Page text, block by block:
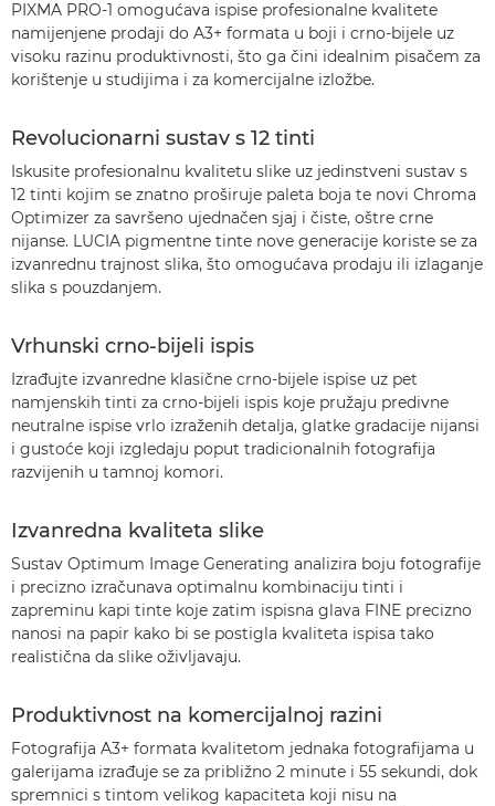
PIXMA PRO-1 omogućava ispise profesionalne kvalitete
namijenjene prodaji do A3+ formata u boji i crno-bijele uz
visoku razinu produktivnosti, što ga čini idealnim pisačem za
korištenje u studijima i za komercijalne izložbe.
Revolucionarni sustav s 12 tinti
Iskusite profesionalnu kvalitetu slike uz jedinstveni sustav s
12 tinti kojim se znatno proširuje paleta boja te novi Chroma
Optimizer za savršeno ujednačen sjaj i čiste, oštre crne
nijanse. LUCIA pigmentne tinte nove generacije koriste se za
izvanrednu trajnost slika, što omogućava prodaju ili izlaganje
slika s pouzdanjem.
Vrhunski crno-bijeli ispis
Izrađujte izvanredne klasične crno-bijele ispise uz pet
namjenskih tinti za crno-bijeli ispis koje pružaju predivne
neutralne ispise vrlo izraženih detalja, glatke gradacije nijansi
i gustoće koji izgledaju poput tradicionalnih fotografija
razvijenih u tamnoj komori.
Izvanredna kvaliteta slike
Sustav Optimum Image Generating analizira boju fotografije
i precizno izračunava optimalnu kombinaciju tinti i
zapreminu kapi tinte koje zatim ispisna glava FINE precizno
nanosi na papir kako bi se postigla kvaliteta ispisa tako
realistična da slike oživljavaju.
Produktivnost na komercijalnoj razini
Fotografija A3+ formata kvalitetom jednaka fotografijama u
galerijama izrađuje se za približno 2 minute i 55 sekundi, dok
spremnici s tintom velikog kapaciteta koji nisu na